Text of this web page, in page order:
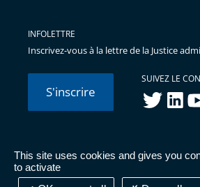
This site uses cookies and gives you
to activate
INFOLETTRE
Inscrivez-vous à la lettre de la Justice
S'inscrire
SUIVEZ LE
twitter
© Conseil d'État 2026 - Mentions légales
personnelles-Publications